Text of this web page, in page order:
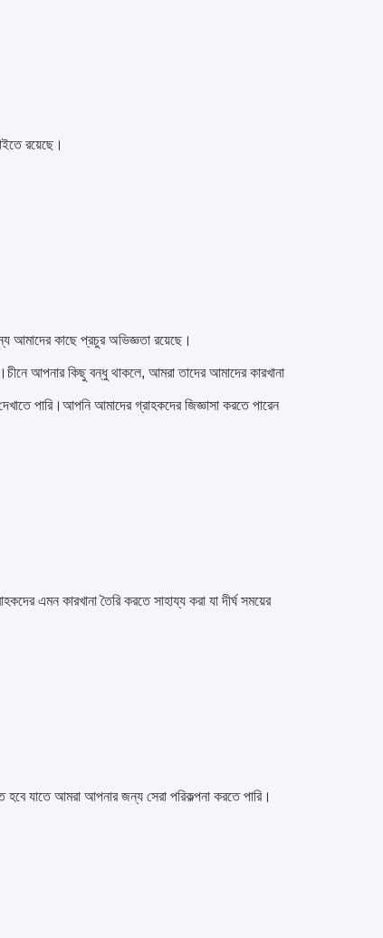
রয়েছে।
আমাদের কাছে প্রচুর অভিজ্ঞতা রয়েছে।
আপনার কিছু বন্ধু থাকলে, আমরা তাদের আমাদের কারখানা
পারি।আপনি আমাদের গ্রাহকদের জিজ্ঞাসা করতে পারেন
এমন কারখানা তৈরি করতে সাহায্য করা যা দীর্ঘ সময়ের
যাতে আমরা আপনার জন্য সেরা পরিকল্পনা করতে পারি।